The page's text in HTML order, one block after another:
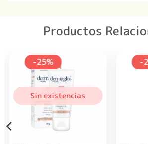
Productos
-25%
Sin existencias
-